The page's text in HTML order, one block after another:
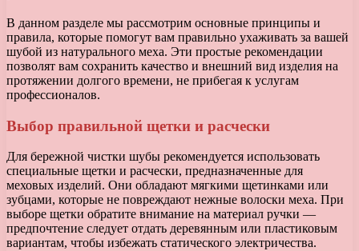
В данном разделе мы рассмотрим основные принципы и
правила, которые помогут вам правильно ухаживать за вашей
шубой из натурального меха. Эти простые рекомендации
позволят вам сохранить качество и внешний вид изделия на
протяжении долгого времени, не прибегая к услугам
профессионалов.
Выбор правильной щетки и расчески
Для бережной чистки шубы рекомендуется использовать
специальные щетки и расчески, предназначенные для
меховых изделий. Они обладают мягкими щетинками или
зубцами, которые не повреждают нежные волоски меха. При
выборе щетки обратите внимание на материал ручки —
предпочтение следует отдать деревянным или пластиковым
вариантам, чтобы избежать статического электричества.